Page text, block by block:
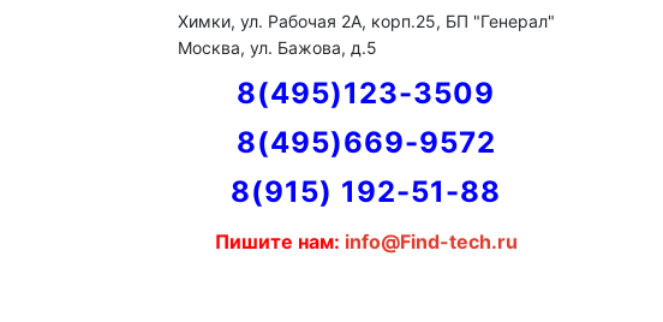
Химки, ул. Рабочая 2А, корп.25, БП "Генерал"
Москва, ул. Бажова, д.5
8(495)123-3509
8(495)669-9572
8(915) 192-51-88
Пишите нам: info@Find-tech.ru